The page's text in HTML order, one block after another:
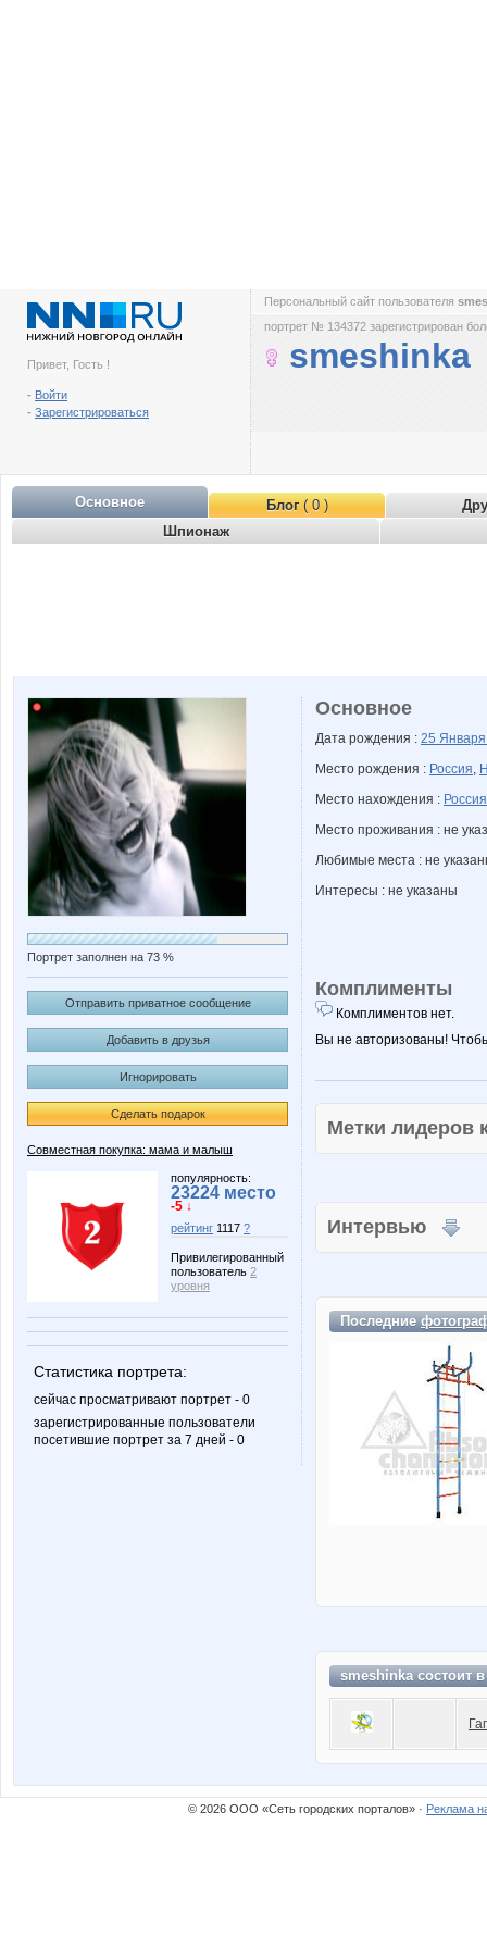
Привет, Гость !
- Войти
- Зарегистрироваться
Персональный сайт пользователя
портрет № 134372 зарегистрирован
smeshinka
Основное Блог( 0 )
Шпионаж
Портрет заполнен на 73 %
Отправить приватное сообщение
Добавить в друзья
Игнорировать
Сделать подарок
Совместная покупка: мама и малыш
популярность:
23224 место
-5 ↓
рейтинг 1117 ?
Привилегированный
пользователь 2
уровня
Статистика портрета:
сейчас просматривают портрет - 0
зарегистрированные пользователи
посетившие портрет за 7 дней - 0
Основное
Дата рождения : 25
Место рождения : Россия,
Место нахождения : Россия
Место проживания : не
Любимые места : не
Интересы : не указаны
Комплименты
Комплиментов нет.
Вы не авторизованы!
Метки
Интервью
Последние
smeshinka состоит
© 2026 ООО «Сеть городских порталов» · Реклама